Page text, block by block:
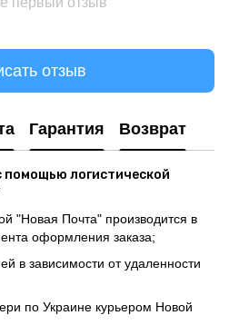
отзыв
Гарантия Возврат
помощью логистической
"Новая Почта" производится в
оформления заказа;
в зависимости от удаленности
по Украине курьером Новой